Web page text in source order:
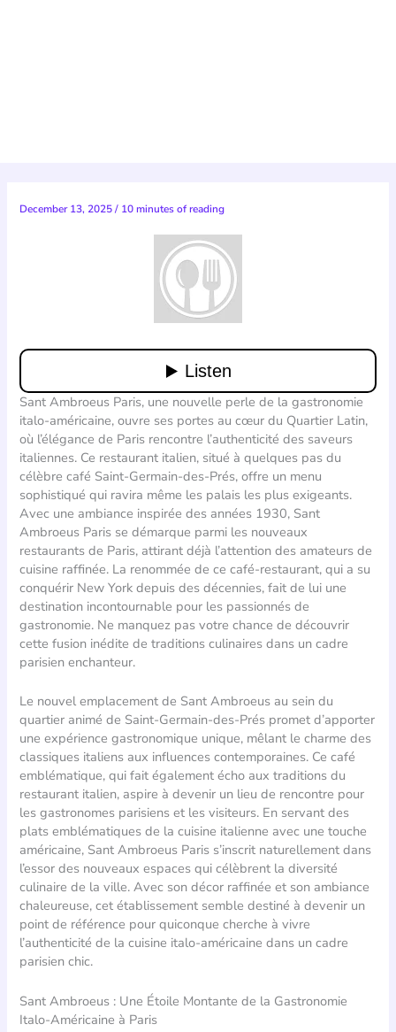
December 13, 2025/ 10 minutes of reading
Sant Ambroeus Paris, une nouvelle perle de la gastronomie
italo-américaine, ouvre ses portes au cœur du Quartier Latin,
où l’élégance de Paris rencontre l’authenticité des saveurs
italiennes. Ce restaurant italien, situé à quelques pas du
célèbre café Saint-Germain-des-Prés, offre un menu
sophistiqué qui ravira même les palais les plus exigeants.
Avec une ambiance inspirée des années 1930, Sant
Ambroeus Paris se démarque parmi les nouveaux
restaurants de Paris, attirant déjà l’attention des amateurs de
cuisine raffinée. La renommée de ce café-restaurant, qui a su
conquérir New York depuis des décennies, fait de lui une
destination incontournable pour les passionnés de
gastronomie. Ne manquez pas votre chance de découvrir
cette fusion inédite de traditions culinaires dans un cadre
parisien enchanteur.
Le nouvel emplacement de Sant Ambroeus au sein du
quartier animé de Saint-Germain-des-Prés promet d’apporter
une expérience gastronomique unique, mêlant le charme des
classiques italiens aux influences contemporaines. Ce café
emblématique, qui fait également écho aux traditions du
restaurant italien, aspire à devenir un lieu de rencontre pour
les gastronomes parisiens et les visiteurs. En servant des
plats emblématiques de la cuisine italienne avec une touche
américaine, Sant Ambroeus Paris s’inscrit naturellement dans
l’essor des nouveaux espaces qui célèbrent la diversité
culinaire de la ville. Avec son décor raffinée et son ambiance
chaleureuse, cet établissement semble destiné à devenir un
point de référence pour quiconque cherche à vivre
l’authenticité de la cuisine italo-américaine dans un cadre
parisien chic.
Sant Ambroeus : Une Étoile Montante de la Gastronomie
Italo-Américaine à Paris